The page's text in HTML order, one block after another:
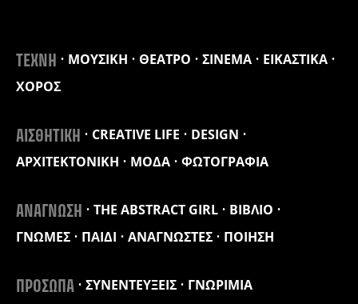
ΤΕΧΝΗ ΜΟΥΣΙΚΗ ΘΕΑΤΡΟ ΣΙΝΕΜΑ
ΕΙΚΑΣΤΙΚΑ
ΧΟΡΟΣ
ΑΙΣΘΗΤΙΚΗ CREATIVE LIFE
DESIGN
ΑΡΧΙΤΕΚΤΟΝΙΚΗ
ΜΟΔΑ ΦΩΤΟΓΡΑΦΙΑ
ΑΝΑΓΝΩΣΗ THE ABSTRACT GIRL
ΒΙΒΛΙΟ
ΓΝΩΜΕΣ
ΠΑΙΔΙ ΑΝΑΓΝΩΣΤΕΣ ΠΟΙΗΣΗ
ΠΡΟΣΩΠΑ ΣΥΝΕΝΤΕΥΞΕΙΣ ΓΝΩΡΙΜΙΑ